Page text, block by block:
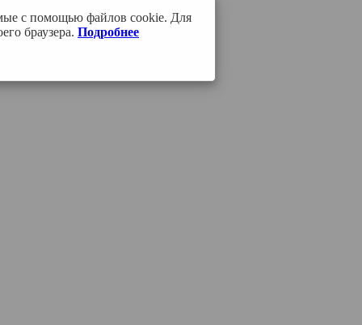
с помощью файлов cookie. Для
браузера. Подробнее